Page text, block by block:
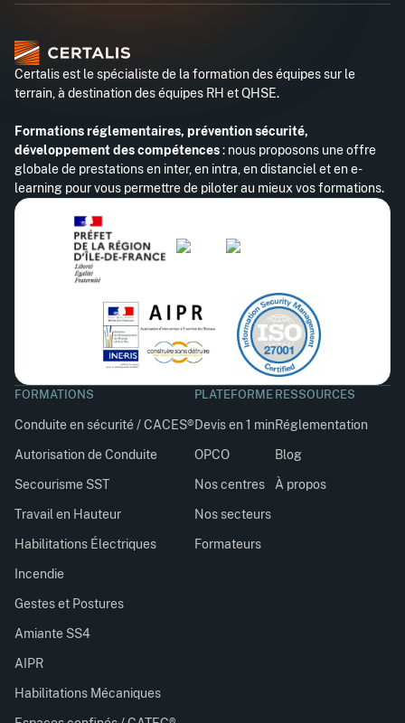
Certalis est le spécialiste de la formation des équipes sur le
terrain, à destination des équipes RH et QHSE.
Formations réglementaires, prévention sécurité,
développement des compétences: nous proposons une offre
globale de prestations en inter, en intra, en distanciel et en e-
learning pour vous permettre de piloter au mieux vos formations.
FORMATIONS
Conduite en sécurité / CACES®
Autorisation de Conduite
Secourisme SST
Travail en Hauteur
Habilitations Électriques
Incendie
Gestes et Postures
Amiante SS4
AIPR
Habilitations Mécaniques
PLATEFORME
Devis en 1 min
OPCO
Nos centres
Nos secteurs
Formateurs
RESSOURCES
Réglementation
Blog
À propos